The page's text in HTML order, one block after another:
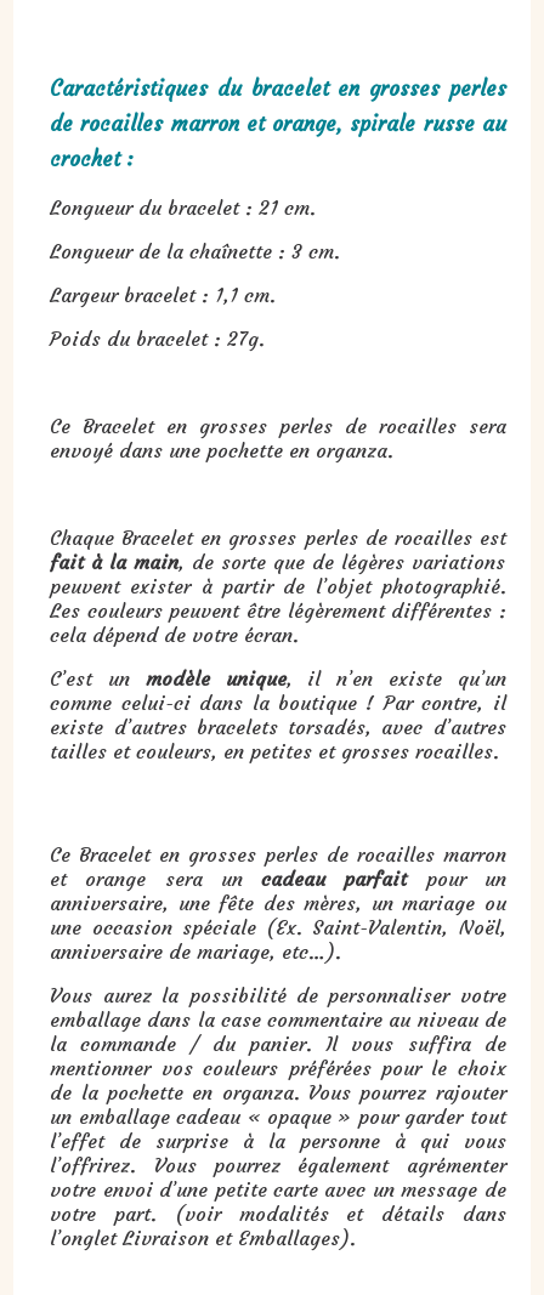
Caractéristiques du bracelet en grosses perles
de rocailles marron et orange, spirale russe au
crochet :
Longueur du bracelet : 21 cm.
Longueur de la chaînette : 3 cm.
Largeur bracelet : 1,1 cm.
Poids du bracelet : 27g.
Ce Bracelet en grosses perles de rocailles sera
envoyé dans une pochette en organza.
Chaque Bracelet en grosses perles de rocailles est
fait à la main, de sorte que de légères variations
peuvent exister à partir de l’objet photographié.
Les couleurs peuvent être légèrement différentes :
cela dépend de votre écran.
C’est un modèle unique, il n’en existe qu’un
comme celui-ci dans la boutique ! Par contre, il
existe d’autres bracelets torsadés, avec d’autres
tailles et couleurs, en petites et grosses rocailles.
Ce Bracelet en grosses perles de rocailles marron
et orange sera uncadeau parfaitpour un
anniversaire, une fête des mères, un mariage ou
une occasion spéciale (Ex. Saint-Valentin, Noël,
anniversaire de mariage, etc…).
Vous aurez la possibilité de personnaliser votre
emballage dans la case commentaire au niveau de
la commande / du panier. Il vous suffira de
mentionner vos couleurs préférées pour le choix
de la pochette en organza. Vous pourrez rajouter
un emballage cadeau « opaque » pour garder tout
l’effet de surprise à la personne à qui vous
l’offrirez. Vous pourrez également agrémenter
votre envoi d’une petite carte avec un message de
votre part. (voir modalités et détails dans
l’onglet Livraison et Emballages).